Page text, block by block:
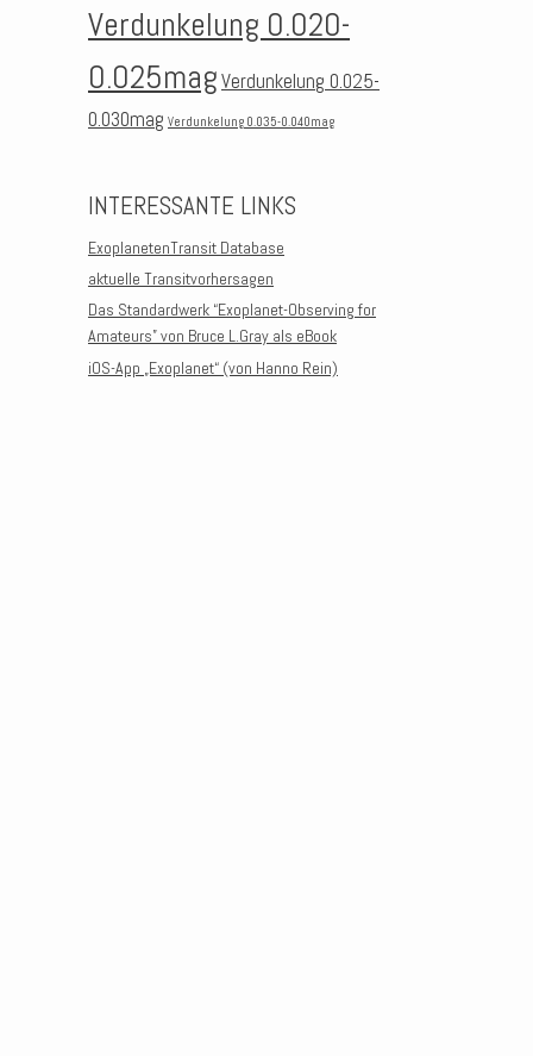
Verdunkelung 0.020-
0.025magVerdunkelung 0.025-
0.030mag Verdunkelung 0.035-0.040mag
INTERESSANTE LINKS
ExoplanetenTransit Database
aktuelle Transitvorhersagen
Das Standardwerk “Exoplanet-Observing for
Amateurs” von Bruce L.Gray als eBook
iOS-App „Exoplanet“ (von Hanno Rein)